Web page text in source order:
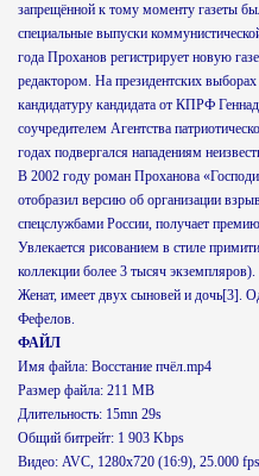
запрещённой к тому моменту газеты
специальные выпуски
года Проханов регистрирует новую
редактором. На президентских
кандидатуру кандидата от КПРФ
соучредителем Агентства
годах подвергался нападениям
В 2002 году роман Проханова
отобразил версию об организации
спецслужбами России, получает
Увлекается рисованием в стиле
коллекции более 3 тысяч экземпляров).
Женат, имеет двух сыновей и дочь[3].
Фефелов.
ФАЙЛ
Имя файла: Восстание пчёл.mp4
Размер файла: 211 MB
Длительность: 15mn 29s
Общий битрейт: 1 903 Kbps
Видео: AVC, 1280x720 (16:9), 25.000